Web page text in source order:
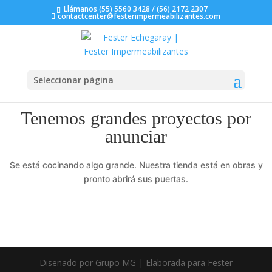
Llámanos (55) 5560 3428 / (56) 2172 2307
contactcenter@festerimpermeabilizantes.com
Seleccionar página
Tenemos grandes proyectos por
anunciar
Se está cocinando algo grande. Nuestra tienda está en obras y
pronto abrirá sus puertas.
Diseñado por Grupo MG | Elaborada para Fester